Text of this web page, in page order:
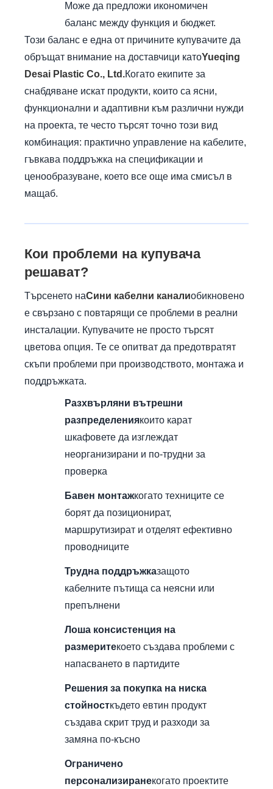
Може да предложи икономичен
баланс между функция и бюджет.
Този баланс е една от причините купувачите да
обръщат внимание на доставчици катоYueqing
Desai Plastic Co., Ltd.Когато екипите за
снабдяване искат продукти, които са ясни,
функционални и адаптивни към различни нужди
на проекта, те често търсят точно този вид
комбинация: практично управление на кабелите,
гъвкава поддръжка на спецификации и
ценообразуване, което все още има смисъл в
мащаб.
Кои проблеми на купувача
решават?
Търсенето наСини кабелни каналиобикновено
е свързано с повтарящи се проблеми в реални
инсталации. Купувачите не просто търсят
цветова опция. Те се опитват да предотвратят
скъпи проблеми при производството, монтажа и
поддръжката.
Разхвърляни вътрешни
разпределениякоито карат
шкафовете да изглеждат
неорганизирани и по-трудни за
проверка
Бавен монтажкогато техниците се
борят да позиционират,
маршрутизират и отделят ефективно
проводниците
Трудна поддръжказащото
кабелните пътища са неясни или
препълнени
Лоша консистенция на
размеритекоето създава проблеми с
напасването в партидите
Решения за покупка на ниска
стойносткъдето евтин продукт
създава скрит труд и разходи за
замяна по-късно
Ограничено
персонализиранекогато проектите